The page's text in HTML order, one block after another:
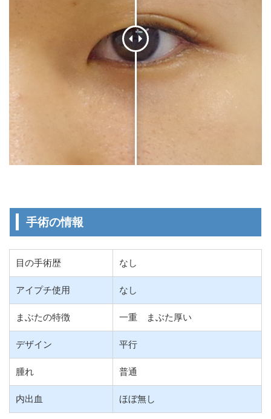
手術の情報
目の手術歴 なし
アイプチ使用 なし
まぶたの特徴 一重 まぶた厚い
デザイン 平行
腫れ 普通
内出血 ほぼ無し